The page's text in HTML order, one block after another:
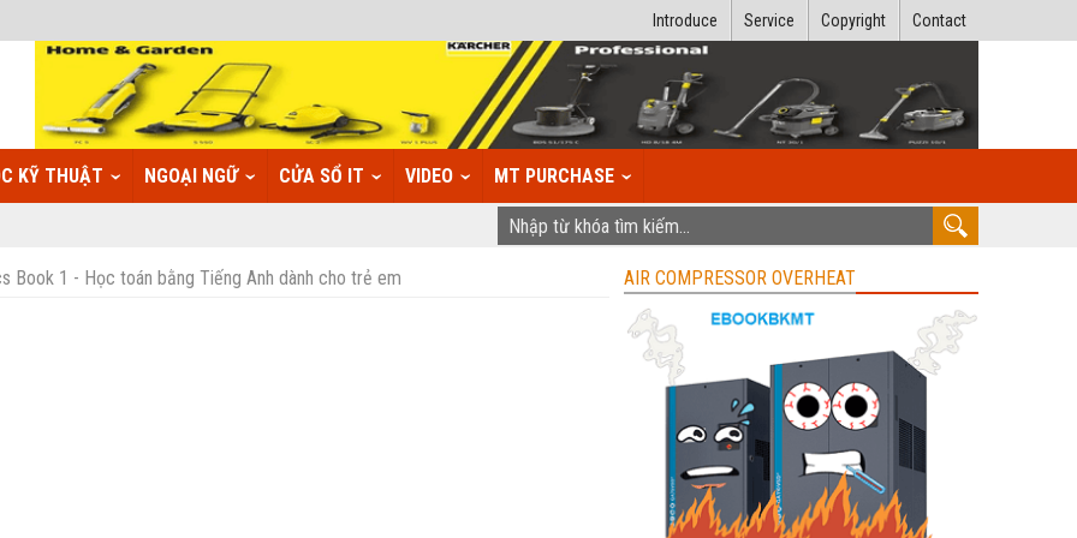
Contact
Copyright
Service
Introduce
KỸ THUẬT NGOẠI NGỮ CỬA SỔ IT VIDEO MT PURCHASE
Book 1 - Học toán bằng Tiếng Anh dành cho trẻ em AIR COMPRESSOR OVERHEAT